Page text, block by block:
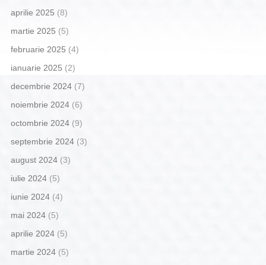
aprilie 2025 (8)
martie 2025 (5)
februarie 2025 (4)
ianuarie 2025 (2)
decembrie 2024(7)
noiembrie 2024(6)
octombrie 2024(9)
septembrie 2024(3)
august 2024(3)
iulie 2024(5)
iunie 2024(4)
mai 2024(5)
aprilie 2024(5)
martie 2024(5)